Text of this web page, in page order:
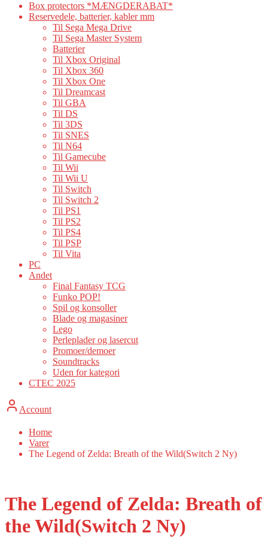
Box protectors *MÆNGDERABAT*
Reservedele, batterier, kabler mm
Til Sega Mega Drive
Til Sega Master System
Batterier
Til Xbox Original
Til Xbox 360
Til Xbox One
Til Dreamcast
Til GBA
Til DS
Til 3DS
Til SNES
Til N64
Til Gamecube
Til Wii
Til Wii U
Til Switch
Til Switch 2
Til PS1
Til PS2
Til PS4
Til PSP
Til Vita
PC
Andet
Final Fantasy TCG
Funko POP!
Spil og konsoller
Blade og magasiner
Lego
Perleplader og lasercut
Promoer/demoer
Soundtracks
Uden for kategori
CTEC 2025
Account
Home
Varer
The Legend of Zelda: Breath of the Wild(Switch 2 Ny)
The Legend of Zelda: Breath of
the Wild(Switch 2 Ny)